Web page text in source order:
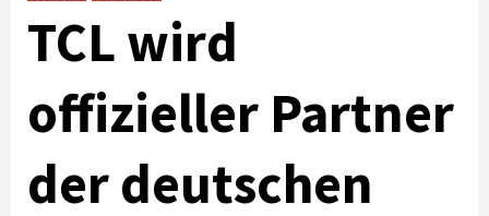
TCL wird
offizieller Partner
der deutschen